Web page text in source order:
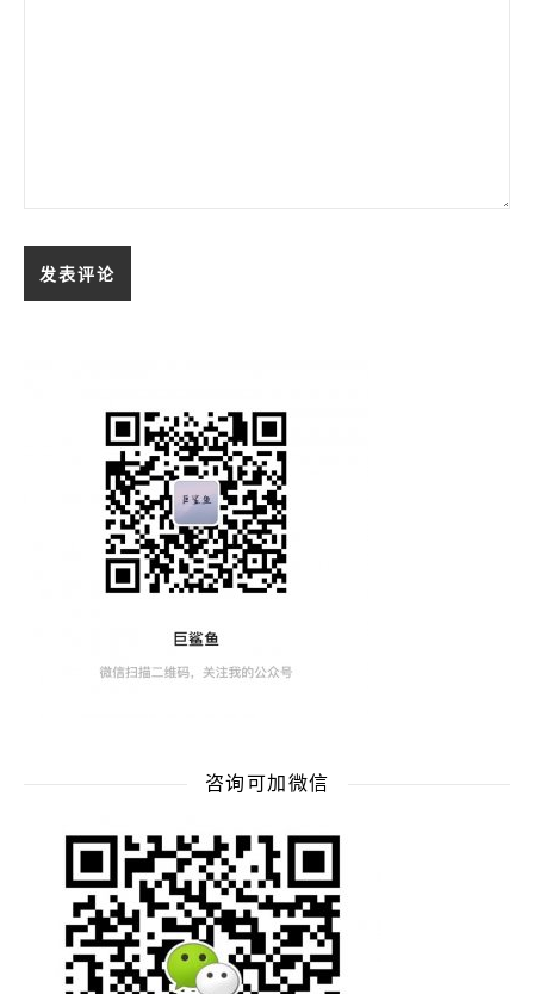
咨询可加微信